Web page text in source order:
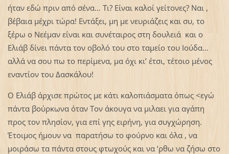
ήταν εδώ πριν από σένα… Τι? Είναι καλοί γείτονες? Ναι ,
βέβαια μέχρι τώρα! Εντάξει, μη με νευριάζεις και συ, το
ξέρω ο Νεέμαν είναι και συνέταιρος στη δουλειά και ο
Ελιάβ δίνει πάντα τον οβολό του στο ταμείο του Ιούδα…
αλλά να σου πω το περίμενα, μα όχι κι’ έτσι, τέτοιο μένος
εναντίον του Δασκάλου!
Ο Ελιάβ άρχισε πρώτος με κάτι καλοπιάσματα όπως <εγώ
πάντα βούρκωνα όταν Τον άκουγα να μιλαει για αγάπη
προς τον πλησίον, για επί γης ειρήνη, για συγχώρηση.
Έτοιμος ήμουν να παρατήσω το φούρνο και όλα , να
μοιράσω τα πάντα στους φτωχούς και να ‘ρθω να ζήσω στο